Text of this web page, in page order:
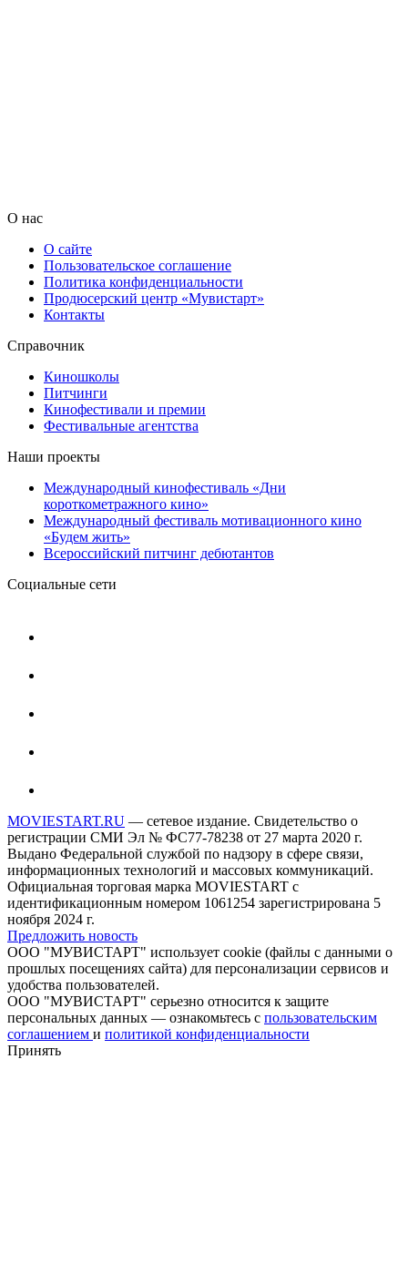
О нас
О сайте
Пользовательское соглашение
Политика конфиденциальности
Продюсерский центр «Мувистарт»
Контакты
Справочник
Киношколы
Питчинги
Кинофестивали и премии
Фестивальные агентства
Наши проекты
Международный кинофестиваль «Дни
короткометражного кино»
Международный фестиваль мотивационного кино
«Будем жить»
Всероссийский питчинг дебютантов
Социальные сети
MOVIESTART.RU — сетевое издание. Свидетельство о
регистрации СМИ Эл № ФС77-78238 от 27 марта 2020 г.
Выдано Федеральной службой по надзору в сфере связи,
информационных технологий и массовых коммуникаций.
Официальная торговая марка MOVIESTART с
идентификационным номером 1061254 зарегистрирована 5
ноября 2024 г.
Предложить новость
ООО "МУВИСТАРТ" использует cookie (файлы с данными о
прошлых посещениях сайта) для персонализации сервисов и
удобства пользователей.
ООО "МУВИСТАРТ" серьезно относится к защите
персональных данных — ознакомьтесь с пользовательским
соглашением и политикой конфиденциальности
Принять